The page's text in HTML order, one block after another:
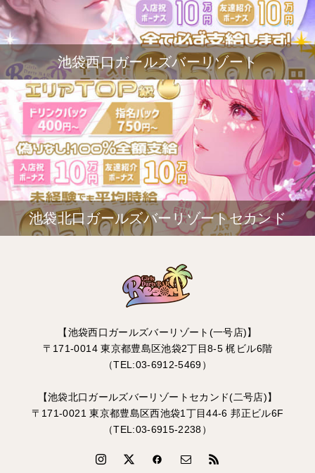
池袋西口ガールズバーリゾート
池袋北口ガールズバーリゾートセカンド
【池袋西口ガールズバーリゾート(一号店)】
〒171-0014 東京都豊島区池袋2丁目8-5 梶ビル6階
（TEL:03-6912-5469）
【池袋北口ガールズバーリゾートセカンド(二号店)】
〒171-0021 東京都豊島区西池袋1丁目44-6 邦正ビル6F
（TEL:03-6915-2238）